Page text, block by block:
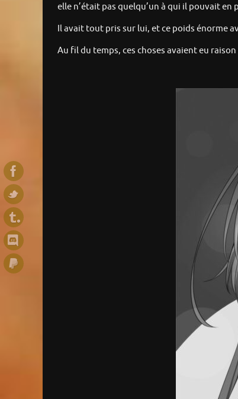
elle n’était pas quelqu’un à qui il pouvait en
Il avait tout pris sur lui, et ce poids énorme
Au fil du temps, ces choses avaient eu